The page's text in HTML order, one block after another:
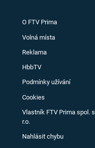
O FTV Prima
Volná místa
Reklama
HbbTV
Podmínky užívání
Cookies
Vlastník FTV Prima spol. s
r.o.
Nahlásit chybu